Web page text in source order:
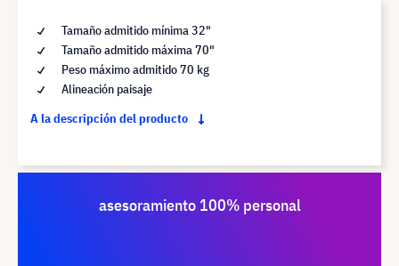
Tamaño admitido mínima 32"
Tamaño admitido máxima 70"
Peso máximo admitido 70 kg
Alineación paisaje
A la descripción del producto
asesoramiento 100% personal